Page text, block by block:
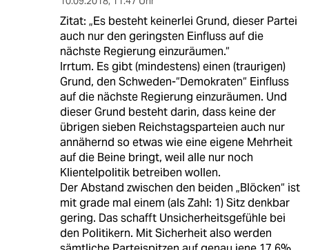
Zitat: „Es besteht keinerlei Grund, dieser Partei
auch nur den geringsten Einfluss auf die
nächste Regierung einzuräumen.“
Irrtum. Es gibt (mindestens) einen (traurigen)
Grund, den Schweden-“Demokraten“ Einfluss
auf die nächste Regierung einzuräumen. Und
dieser Grund besteht darin, dass keine der
übrigen sieben Reichstagsparteien auch nur
annähernd so etwas wie eine eigene Mehrheit
auf die Beine bringt, weil alle nur noch
Klientelpolitik betreiben wollen.
Der Abstand zwischen den beiden „Blöcken“ ist
mit grade mal einem (als Zahl: 1) Sitz denkbar
gering. Das schafft Unsicherheitsgefühle bei
den Politikern. Mit Sicherheit also werden